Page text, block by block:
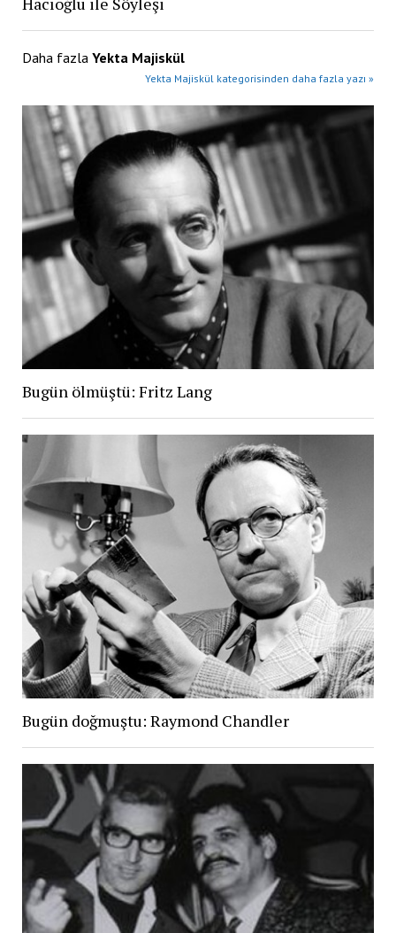
Daha fazla Yekta Majiskül
Yekta Majiskül kategorisinden daha fazla yazı »
Bugün ölmüştü: Fritz Lang
Bugün doğmuştu: Raymond Chandler